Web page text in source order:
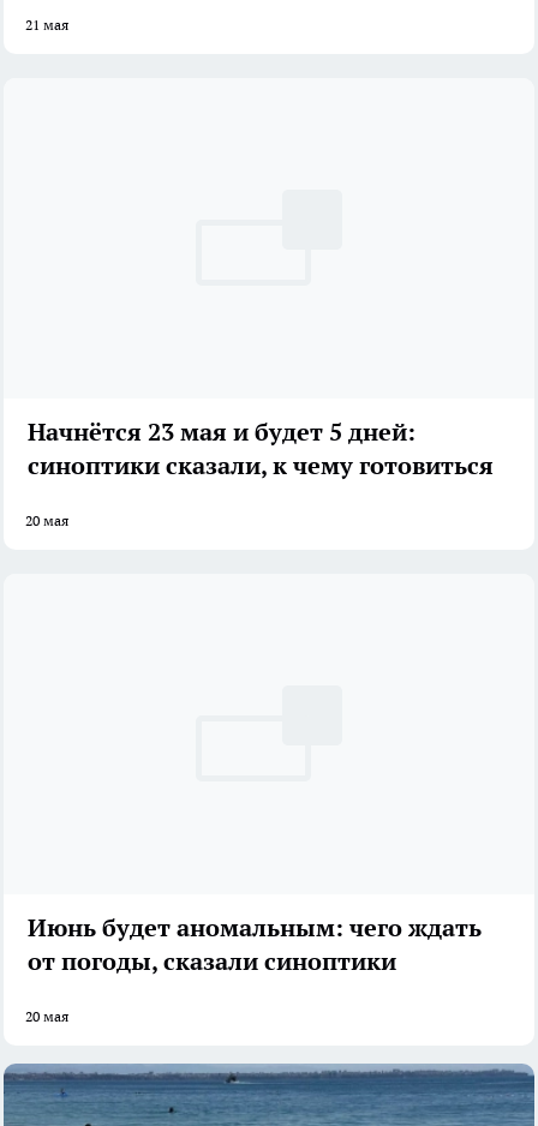
21 мая
Начнётся 23 мая и будет 5 дней:
синоптики сказали, к чему готовиться
20 мая
Июнь будет аномальным: чего ждать
от погоды, сказали синоптики
20 мая